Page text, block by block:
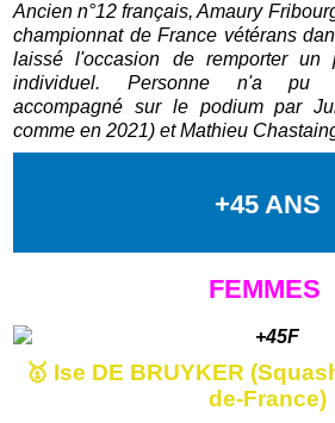
Ancien n°12 français, Amaury
championnat de France vétérans
laissé l'occasion de remporter un
individuel. Personne n'a pu
accompagné sur le podium par
comme en 2021) et Mathieu
+45 ANS
FEMMES
🥇 Ise DE BRUYKER
de-France)